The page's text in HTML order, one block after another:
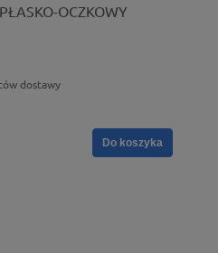
OCZKOWY
dostawy
Do koszyka